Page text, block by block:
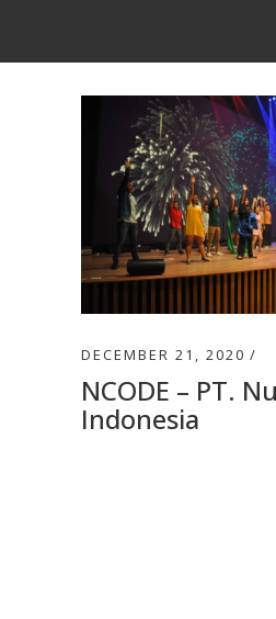
DECEMBER 21, 2020
NCODE – PT.
Indonesia